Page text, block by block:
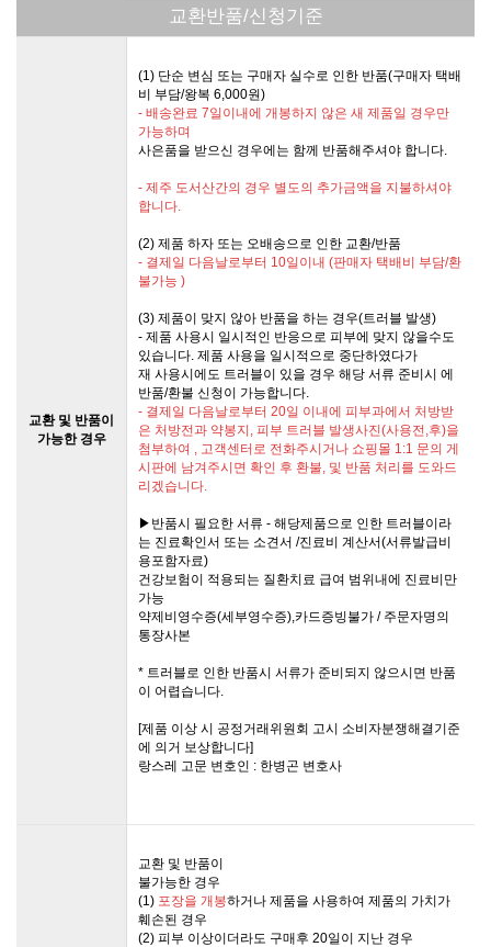
교환반품/신청기준
교환 및 반품이
가능한 경우
(1) 단순 변심 또는 구매자 실수로 인한 반품(구매자 택배
비 부담/왕복 6,000원)
- 배송완료 7일이내에 개봉하지 않은 새 제품일 경우만
가능하며
사은품을 받으신 경우에는 함께 반품해주셔야 합니다.
- 제주 도서산간의 경우 별도의 추가금액을 지불하셔야
합니다.
(2) 제품 하자 또는 오배송으로 인한 교환/반품
- 결제일 다음날로부터 10일이내 (판매자 택배비 부담/환
불가능 )
(3) 제품이 맞지 않아 반품을 하는 경우(트러블 발생)
- 제품 사용시 일시적인 반응으로 피부에 맞지 않을수도
있습니다. 제품 사용을 일시적으로 중단하였다가
재 사용시에도 트러블이 있을 경우 해당 서류 준비시 에
반품/환불 신청이 가능합니다.
- 결제일 다음날로부터 20일 이내에 피부과에서 처방받
은 처방전과 약봉지, 피부 트러블 발생사진(사용전,후)을
첨부하여 , 고객센터로 전화주시거나 쇼핑몰 1:1 문의 게
시판에 남겨주시면 확인 후 환불, 및 반품 처리를 도와드
리겠습니다.
▶반품시 필요한 서류 - 해당제품으로 인한 트러블이라
는 진료확인서 또는 소견서 /진료비 계산서(서류발급비
용포함자료)
건강보험이 적용되는 질환치료 급여 범위내에 진료비만
가능
약제비영수증(세부영수증),카드증빙불가 / 주문자명의
통장사본
* 트러블로 인한 반품시 서류가 준비되지 않으시면 반품
이 어렵습니다.
[제품 이상 시 공정거래위원회 고시 소비자분쟁해결기준
에 의거 보상합니다]
랑스레 고문 변호인 : 한병곤 변호사
교환 및 반품이
불가능한 경우
(1) 포장을 개봉하거나 제품을 사용하여 제품의 가치가
훼손된 경우
(2) 피부 이상이더라도 구매후 20일이 지난 경우